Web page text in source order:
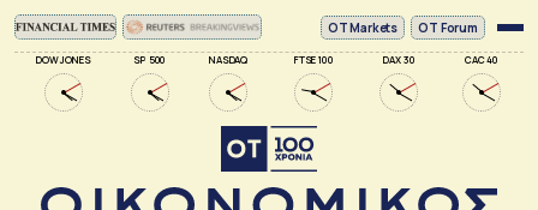
DOW JONES SP 500 NASDAQ FTSE 100 DAX 30 CAC 40
ΟΤ Markets OT Forum